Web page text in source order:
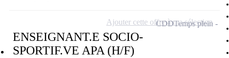
ENSEIGNANT.E SOCIO-
SPORTIF.VE APA (H/F)
CDDTemps plein
Ajouter cette offre à ma sélection